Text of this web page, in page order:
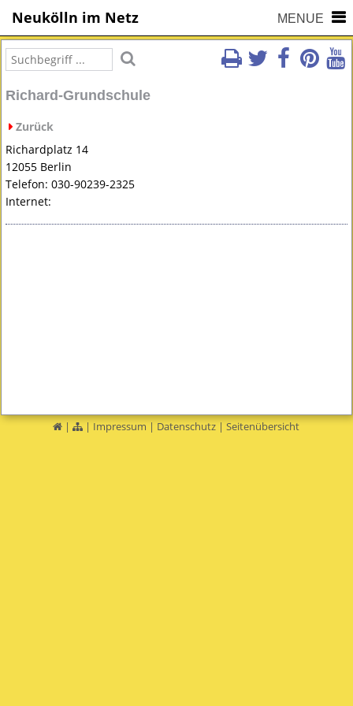
Neukölln im Netz MENUE
Richard-Grundschule
Zurück
Richardplatz 14
12055 Berlin
Telefon: 030-90239-2325
Internet:
| | Impressum | Datenschutz |Seitenübersicht